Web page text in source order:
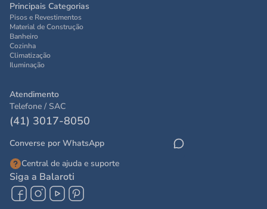
Principais Categorias
Pisos e Revestimentos
Material de Construção
Banheiro
Cozinha
Climatização
Iluminação
Atendimento
Telefone / SAC
(41) 3017-8050
Converse por WhatsApp
Central de ajuda e suporte
Siga a Balaroti